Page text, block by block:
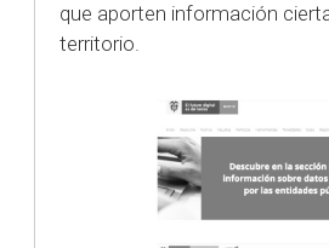
que aporten información
territorio.